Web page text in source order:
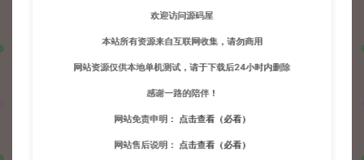
欢迎访问源码屋
本站所有资源来自互联网收集，请勿商用
网站资源仅供本地单机测试，请于下载后24小时内删除
感谢一路的陪伴！
网站免责申明： 点击查看（必看）
网站售后说明： 点击查看（必看）